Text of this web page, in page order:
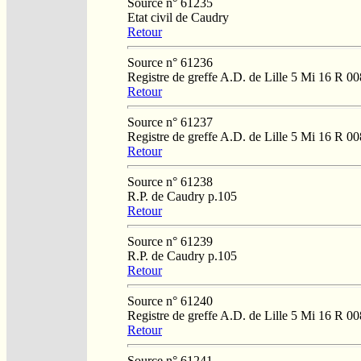
Source n° 61235
Etat civil de Caudry
Retour
Source n° 61236
Registre de greffe A.D. de Lille 5 Mi 16 R
Retour
Source n° 61237
Registre de greffe A.D. de Lille 5 Mi 16 R
Retour
Source n° 61238
R.P. de Caudry p.105
Retour
Source n° 61239
R.P. de Caudry p.105
Retour
Source n° 61240
Registre de greffe A.D. de Lille 5 Mi 16 R
Retour